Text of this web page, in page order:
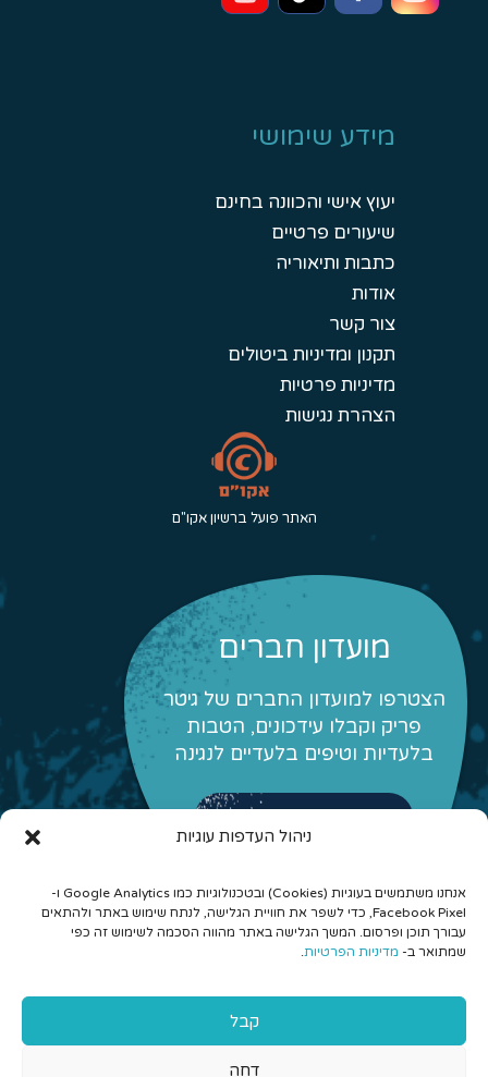
ניהול העדפות עוגיות
אנחנו משתמשים בעוגיות (Cookies) ובטכנולוגיות כמו Google Analytics ו-
Facebook Pixel, כדי לשפר את חוויית הגלישה, לנתח שימוש באתר ולהתאים
עבורך תוכן ופרסום. המשך הגלישה באתר מהווה הסכמה לשימוש זה כפי
שמתואר ב- מדיניות הפרטיות.
קבל
דחה
מידע שימושי
יעוץ אישי והכוונה בחינם
שיעורים פרטיים
כתבות ותיאוריה
אודות
צור קשר
תקנון ומדיניות ביטולים
מדיניות פרטיות
הצהרת נגישות
האתר פועל ברשיון אקו"ם
מועדון חברים
הצטרפו למועדון החברים של גיטר
פריק וקבלו עידכונים, הטבות
בלעדיות וטיפים בלעדיים לנגינה
© 2026 כל הזכויות שמורות לגיטר פריק - לימוד גיטרה אונליין